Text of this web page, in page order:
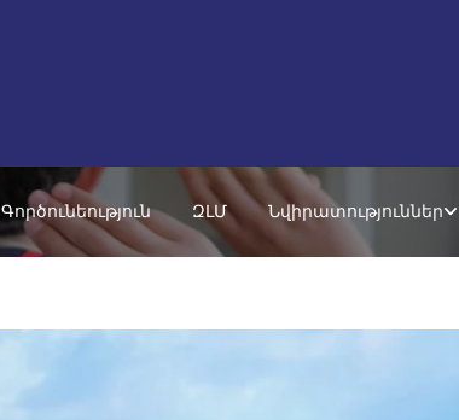
Գործունեություն ԶԼՄ Նվիրատություններ